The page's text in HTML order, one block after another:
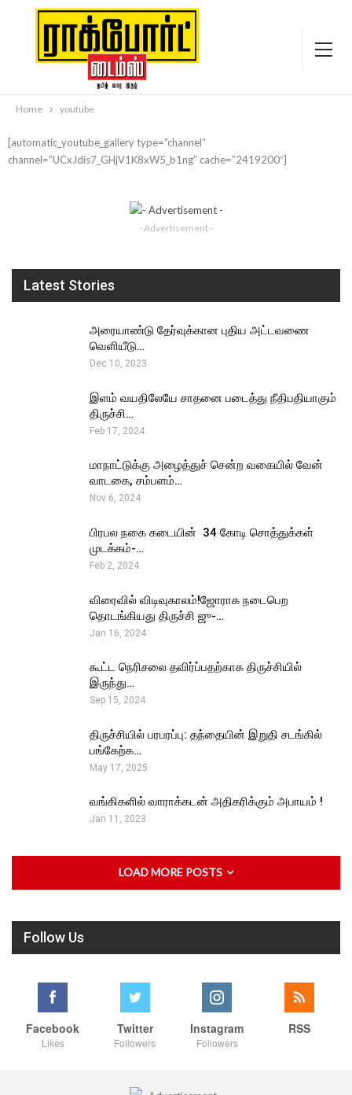
Home youtube
[automatic_youtube_gallery type=”channel”
channel=”UCxJdis7_GHjV1K8xW5_b1ng” cache=”2419200″]
- Advertisement -
Latest Stories
அரையாண்டு தேர்வுக்கான புதிய அட்டவணை
வெளியீடு…
Dec 10, 2023
இளம் வயதிலேயே சாதனை படைத்து நீதிபதியாகும்
திருச்சி…
Feb 17, 2024
மாநாட்டுக்கு அழைத்துச் சென்ற வகையில் வேன்
வாடகை, சம்பளம்…
Nov 6, 2024
பிரபல நகை கடையின் ₹ 34 கோடி சொத்துக்கள்
முடக்கம்-…
Feb 2, 2024
விரைவில் விடிவுகாலம்!ஜோராக நடைபெற
தொடங்கியது திருச்சி ஜு-…
Jan 16, 2024
கூட்ட நெரிசலை தவிர்ப்பதற்காக திருச்சியில்
இருந்து…
Sep 15, 2024
திருச்சியில் பரபரப்பு: தந்தையின் இறுதி சடங்கில்
பங்கேற்க…
May 17, 2025
வங்கிகளில் வாராக்கடன் அதிகரிக்கும் அபாயம் !
Jan 11, 2023
LOAD MORE POSTS
Follow Us
Facebook
Likes
Twitter
Followers
Instagram
Followers
RSS